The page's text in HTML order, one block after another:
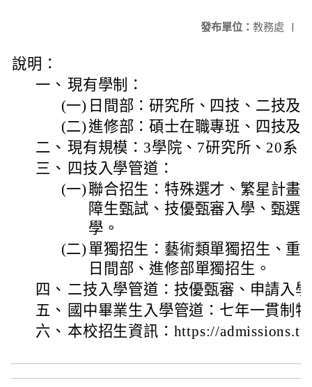
發布單位： 教務處 |
說明：
一、 現有學制：
(一) 日間部：研究所、四技、二技及
(二) 進修部：碩士在職專班、四技及
二、 現有規模：3學院、7研究所、20系
三、 四技入學管道：
(一) 聯合招生：特殊選才、繁星計畫
障生甄試、技優甄審入學、甄選
學。
(二) 單獨招生：藝術類單獨招生、重
日間部、進修部單獨招生。
四、 二技入學管道：技優甄審、申請入
五、 國中畢業生入學管道：七年一貫制
六、 本校招生資訊：https://